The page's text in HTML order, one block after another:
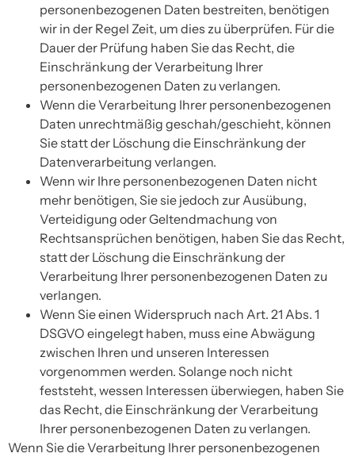
personenbezogenen Daten bestreiten, benötigen
wir in der Regel Zeit, um dies zu überprüfen. Für die
Dauer der Prüfung haben Sie das Recht, die
Einschränkung der Verarbeitung Ihrer
personenbezogenen Daten zu verlangen.
Wenn die Verarbeitung Ihrer personenbezogenen
Daten unrechtmäßig geschah/geschieht, können
Sie statt der Löschung die Einschränkung der
Datenverarbeitung verlangen.
Wenn wir Ihre personenbezogenen Daten nicht
mehr benötigen, Sie sie jedoch zur Ausübung,
Verteidigung oder Geltendmachung von
Rechtsansprüchen benötigen, haben Sie das Recht,
statt der Löschung die Einschränkung der
Verarbeitung Ihrer personenbezogenen Daten zu
verlangen.
Wenn Sie einen Widerspruch nach Art. 21 Abs. 1
DSGVO eingelegt haben, muss eine Abwägung
zwischen Ihren und unseren Interessen
vorgenommen werden. Solange noch nicht
feststeht, wessen Interessen überwiegen, haben Sie
das Recht, die Einschränkung der Verarbeitung
Ihrer personenbezogenen Daten zu verlangen.
Wenn Sie die Verarbeitung Ihrer personenbezogenen